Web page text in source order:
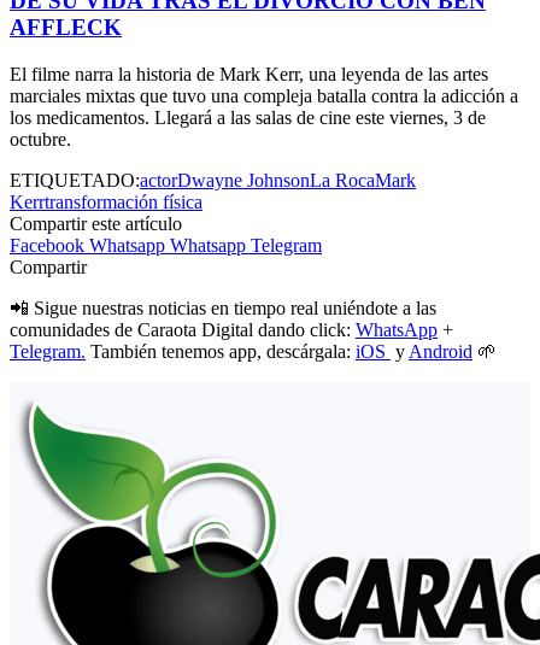
AFFLECK
El filme narra la historia de Mark Kerr, una leyenda de las artes
marciales mixtas que tuvo una compleja batalla contra la adicción a
los medicamentos. Llegará a las salas de cine este viernes, 3 de
octubre.
ETIQUETADO:actorDwayne JohnsonLa RocaMark
Kerrtransformación física
Compartir este artículo
Facebook Whatsapp Whatsapp Telegram
Compartir
📲 Sigue nuestras noticias en tiempo real uniéndote a las
comunidades de Caraota Digital dando click: WhatsApp +
Telegram. También tenemos app, descárgala: iOS y Android 🌱